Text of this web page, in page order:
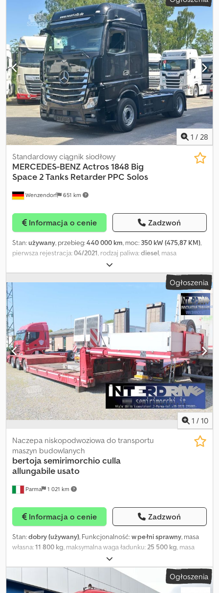
1 / 28
Wenzendorf 651 km
Standardowy ciągnik siodłowy
MERCEDES-BENZActros 1848 Big
Space 2 Tanks Retarder PPC Solos
Informacja o cenie Zadzwoń
Stan:używany, przebieg:440 000 km, moc: 350 kW (475,87 KM),
pierwsza rejestracja:04/2021, rodzaj paliwa:diesel, masa
, konfiguracja osi:
kolor:czarny, typ przekładni:automatyczny, klasa emisji:Euro 6,
Rok budowy:2021, Wyposażenie:ABS, elektroniczny program
stabilizacji (ESP), klimatyzacja, ogrzewanie postojowe, system
nawigacji
, * Mercedes-Benz Actros 1848 4x2 ciągnik siodłowy *
Euro 6d * Big Space kabina z 2 miejscami do spania * Spoilery
dachowe i boczne * Zabudowa ramy * PPC Predictive Powertrain
Control * Asystent skrętu * Active Brake Assist * Attention Assist *
Asystent pasa ruchu * Retarder * 2 zbiorniki paliwa ok. 1100L *
Blokada mechanizmu różnicowego * Klimatyzacja postojowa *
Podgrzewane fotele * Automatyczna klimatyzacja * Reflektory
ksenonowe * Lodówka * System multimedialny * System
nawigacji * Mirror Cams * Reflektory ksenonowe * CB radio *
Elektryczne szyby * 1. właściciel Credpfxjzayk Us Agusf * Dostępne
2 sztuki
Ogłoszenia
1 / 10
Parma 1 021 km
Naczepa niskopodwoziowa do transportu
maszyn budowlanych
bertojasemirimorchio culla
allungabile usato
Informacja o cenie Zadzwoń
Stan:dobry (używany), Funkcjonalność:w pełni sprawny, masa
własna:11 800 kg, maksymalna waga ładunku:25 500 kg, masa
, konfiguracja osi:
10/1998, długość przestrzeni ładunkowej:13 300 mm, szerokość
przestrzeni ładunkowej:2 550 mm
, wysokość przestrzeni
ładunkowej:450 mm , zawieszenie:powietrze, rozmiar opony:
Ogłoszenia